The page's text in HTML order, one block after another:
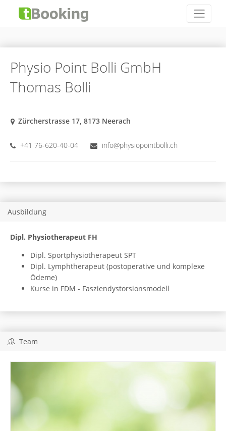
Physio Point Bolli GmbH
Thomas Bolli
Zürcherstrasse 17, 8173 Neerach
+41 76-620-40-04 info@physiopointbolli.ch
Ausbildung
Dipl. Physiotherapeut FH
Dipl. Sportphysiotherapeut SPT
Dipl. Lymphtherapeut (postoperative und komplexe
Ödeme)
Kurse in FDM - Fasziendystorsionsmodell
Team